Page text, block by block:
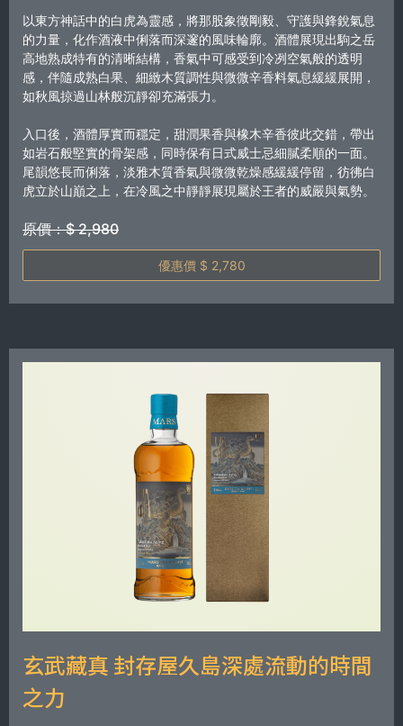
以東方神話中的白虎為靈感，將那股象徵剛毅、守護與鋒銳氣息
的力量，化作酒液中俐落而深邃的風味輪廓。酒體展現出駒之岳
高地熟成特有的清晰結構，香氣中可感受到冷冽空氣般的透明
感，伴隨成熟白果、細緻木質調性與微微辛香料氣息緩緩展開，
如秋風掠過山林般沉靜卻充滿張力。
入口後，酒體厚實而穩定，甜潤果香與橡木辛香彼此交錯，帶出
如岩石般堅實的骨架感，同時保有日式威士忌細膩柔順的一面。
尾韻悠長而俐落，淡雅木質香氣與微微乾燥感緩緩停留，彷彿白
虎立於山巔之上，在冷風之中靜靜展現屬於王者的威嚴與氣勢。
原價：$ 2,980
優惠價 $ 2,780
玄武藏真 封存屋久島深處流動的時間
之力